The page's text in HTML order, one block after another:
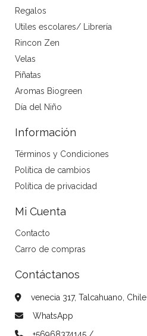
Regalos
Utiles escolares/ Librería
Rincon Zen
Velas
Piñatas
Aromas Biogreen
Día del Niño
Información
Términos y Condiciones
Política de cambios
Política de privacidad
Mi Cuenta
Contacto
Carro de compras
Contáctanos
venecia 317, Talcahuano, Chile
WhatsApp